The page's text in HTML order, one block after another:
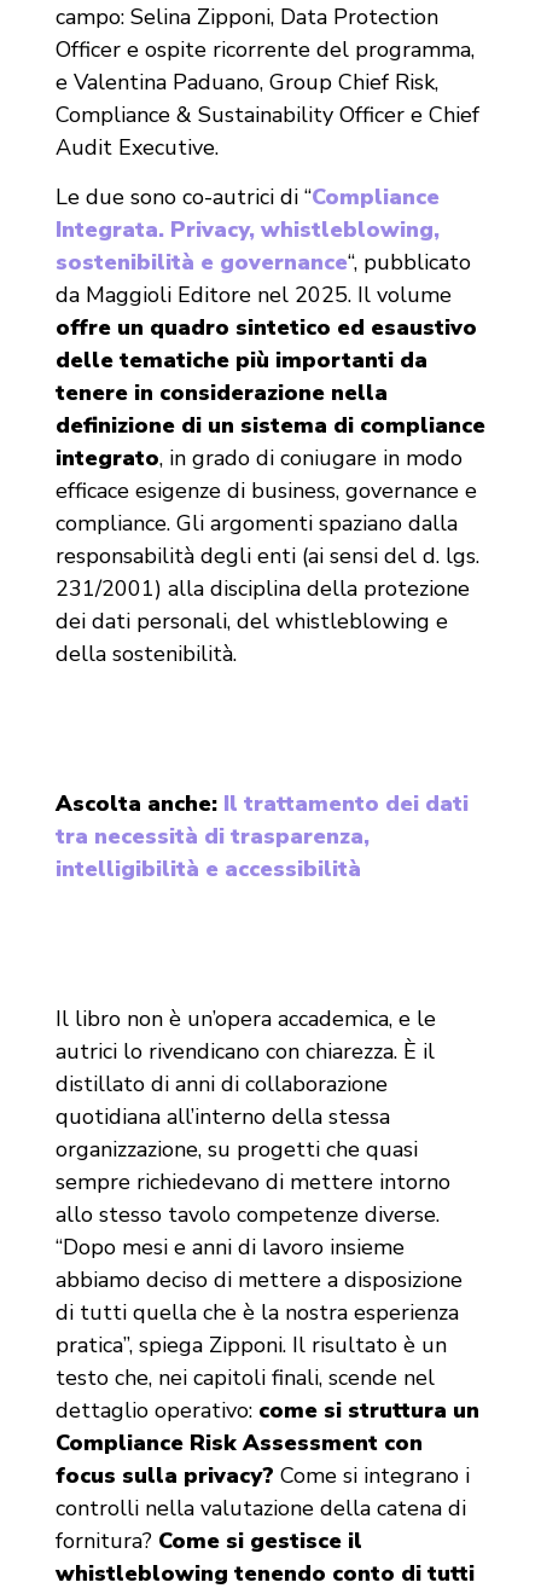
campo: Selina Zipponi, Data Protection
Officer e ospite ricorrente del programma,
e Valentina Paduano, Group Chief Risk,
Compliance & Sustainability Officer e Chief
Audit Executive.
Le due sono co-autrici di “Compliance
Integrata. Privacy, whistleblowing,
sostenibilità e governance“, pubblicato
da Maggioli Editore nel 2025. Il volume
offre un quadro sintetico ed esaustivo
delle tematiche più importanti da
tenere in considerazione nella
definizione di un sistema di compliance
integrato, in grado di coniugare in modo
efficace esigenze di business, governance e
compliance. Gli argomenti spaziano dalla
responsabilità degli enti (ai sensi del d. lgs.
231/2001) alla disciplina della protezione
dei dati personali, del whistleblowing e
della sostenibilità.
Ascolta anche: Il trattamento dei dati
tra necessità di trasparenza,
intelligibilità e accessibilità
Il libro non è un’opera accademica, e le
autrici lo rivendicano con chiarezza. È il
distillato di anni di collaborazione
quotidiana all’interno della stessa
organizzazione, su progetti che quasi
sempre richiedevano di mettere intorno
allo stesso tavolo competenze diverse.
“Dopo mesi e anni di lavoro insieme
abbiamo deciso di mettere a disposizione
di tutti quella che è la nostra esperienza
pratica”, spiega Zipponi. Il risultato è un
testo che, nei capitoli finali, scende nel
dettaglio operativo: come si struttura un
Compliance Risk Assessment con
focus sulla privacy? Come si integrano i
controlli nella valutazione della catena di
fornitura? Come si gestisce il
whistleblowing tenendo conto di tutti